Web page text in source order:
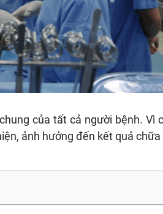
của tất cả người bệnh. Vì
ảnh hưởng đến kết quả